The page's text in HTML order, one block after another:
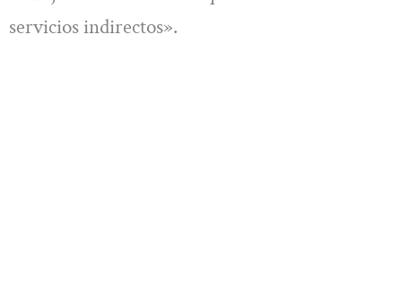
servicios indirectos».